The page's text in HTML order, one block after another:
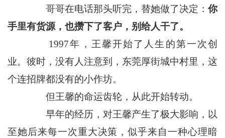
哥哥在电话那头听完，替她做了决定：你
手里有货源，也攒下了客户，别给人干了。
1997年，王馨开始了人生的第一次创
业。彼时，没有人注意到，东莞厚街城中村里，这
个连招牌都没有的小作坊。
但王馨的命运齿轮，从此开始转动。
早年的经历，对王馨产生了极大影响，以
至她后来每一次重大决策，似乎来自一种心理暗